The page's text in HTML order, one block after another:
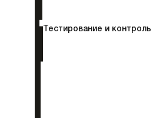
Тестирование и контроль